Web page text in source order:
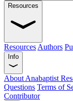
Resources
Resources Authors
Info
About Anabaptist
Questions Terms of
Contributor